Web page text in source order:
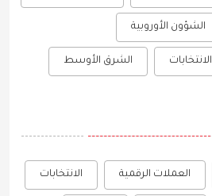
الشؤون الأوروبية
الانتخابات الشرق الأوسط
العملات الرقمية الانتخابات